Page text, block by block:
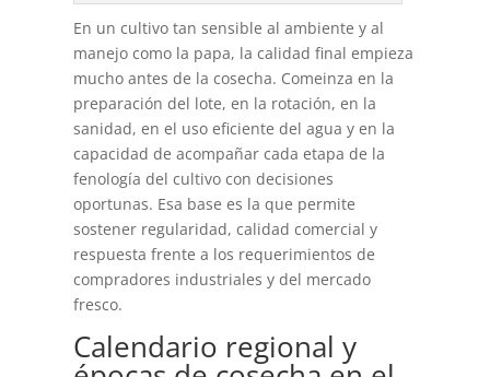
En un cultivo tan sensible al ambiente y al
manejo como la papa, la calidad final empieza
mucho antes de la cosecha. Comeinza en la
preparación del lote, en la rotación, en la
sanidad, en el uso eficiente del agua y en la
capacidad de acompañar cada etapa de la
fenología del cultivo con decisiones
oportunas. Esa base es la que permite
sostener regularidad, calidad comercial y
respuesta frente a los requerimientos de
compradores industriales y del mercado
fresco.
Calendario regional y